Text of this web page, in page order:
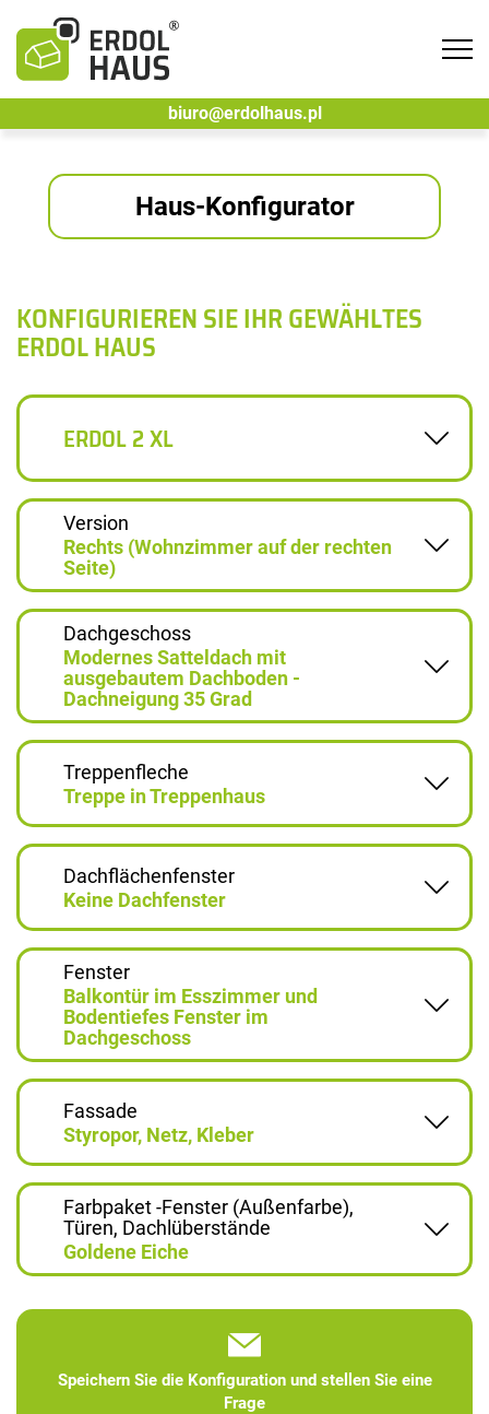
biuro@erdolhaus.pl
Haus-Konfigurator
KONFIGURIEREN SIE IHR GEWÄHLTES
ERDOL HAUS
ERDOL 2 XL
Version
Rechts (Wohnzimmer auf der rechten
Seite)
Dachgeschoss
Modernes Satteldach mit
ausgebautem Dachboden -
Dachneigung 35 Grad
Treppenfleche
Treppe in Treppenhaus
Dachflächenfenster
Keine Dachfenster
Fenster
Balkontür im Esszimmer und
Bodentiefes Fenster im
Dachgeschoss
Fassade
Styropor, Netz, Kleber
Farbpaket -Fenster (Außenfarbe),
Türen, Dachlüberstände
Goldene Eiche
Speichern Sie die Konfiguration und stellen Sie eine
Frage